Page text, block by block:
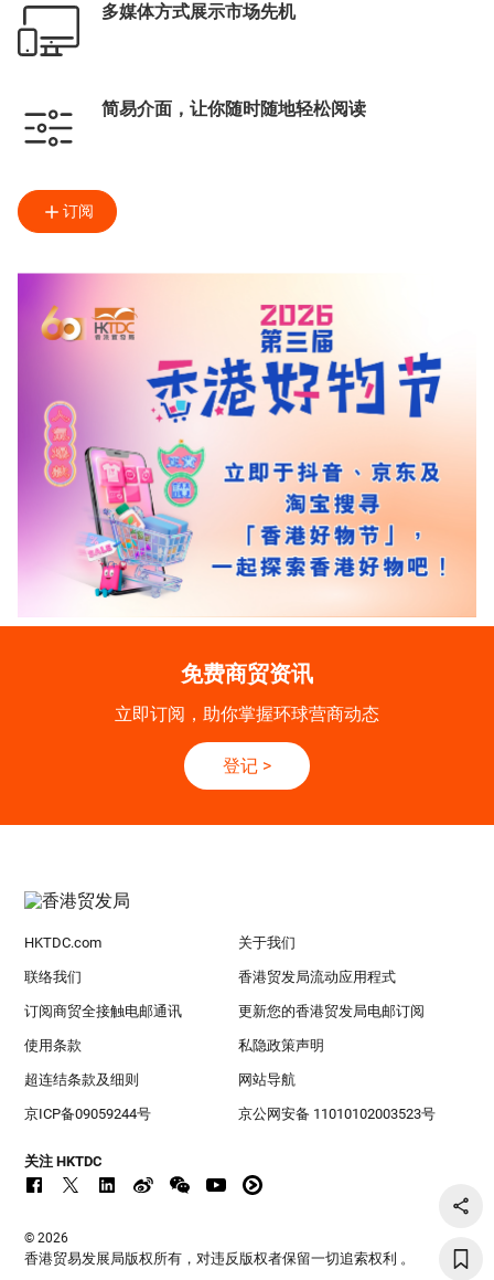
多媒体方式展示市场先机
简易介面，让你随时随地轻松阅读
订阅
免费商贸资讯
立即订阅，助你掌握环球营商动态
登记 >
HKTDC.com 关于我们
联络我们 香港贸发局流动应用程式
订阅商贸全接触电邮通讯 更新您的香港贸发局电邮订阅
使用条款 私隐政策声明
超连结条款及细则 网站导航
京ICP备09059244号 京公网安备 11010102003523号
关注 HKTDC
© 2026
香港贸易发展局版权所有，对违反版权者保留一切追索权利 。